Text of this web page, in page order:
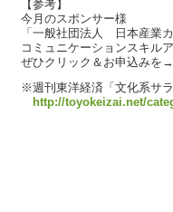
【参考】
今月のスポンサー様
「一般社団法人 日本産業
コミュニケーションスキル
ぜひクリック＆お申込みを
※週刊東洋経済「文化系サ
http://toyokeizai.net/